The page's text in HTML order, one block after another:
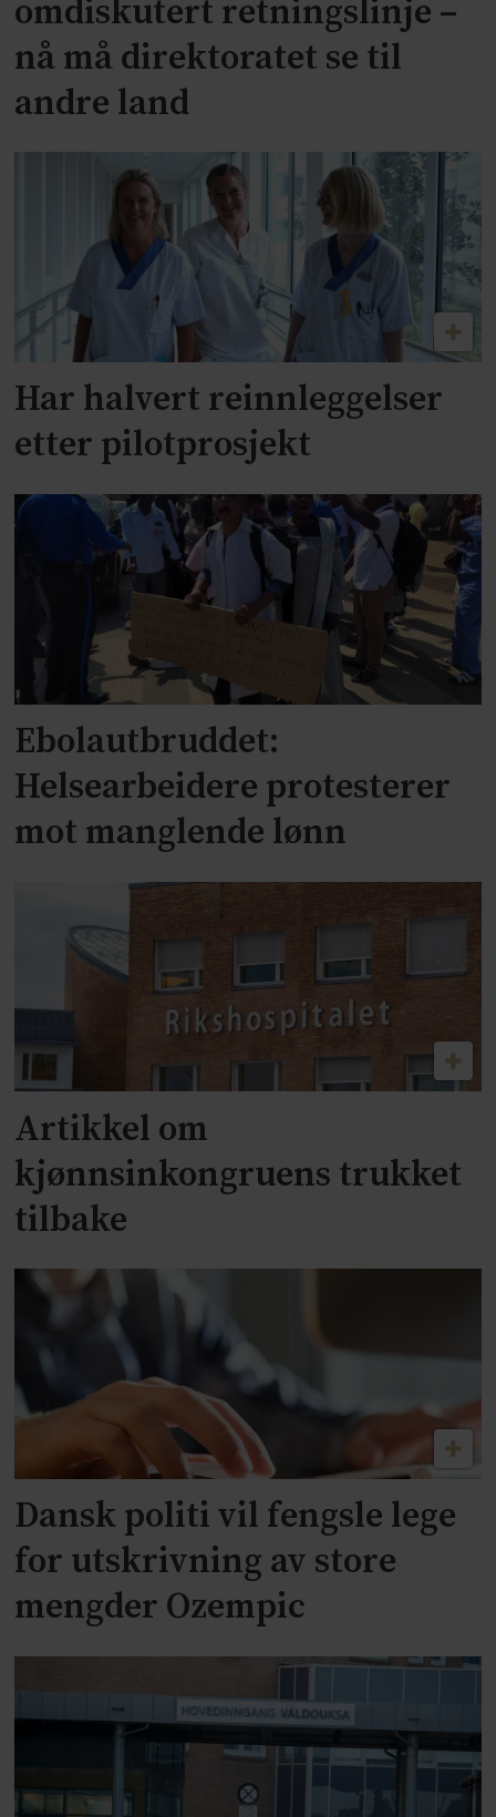
omdiskutert retningslinje –
nå må direktoratet se til
andre land
Har halvert reinnleggelser
etter pilotprosjekt
Ebolautbruddet:
Helsearbeidere protesterer
mot manglende lønn
Artikkel om
kjønnsinkongruens trukket
tilbake
Dansk politi vil fengsle lege
for utskrivning av store
mengder Ozempic